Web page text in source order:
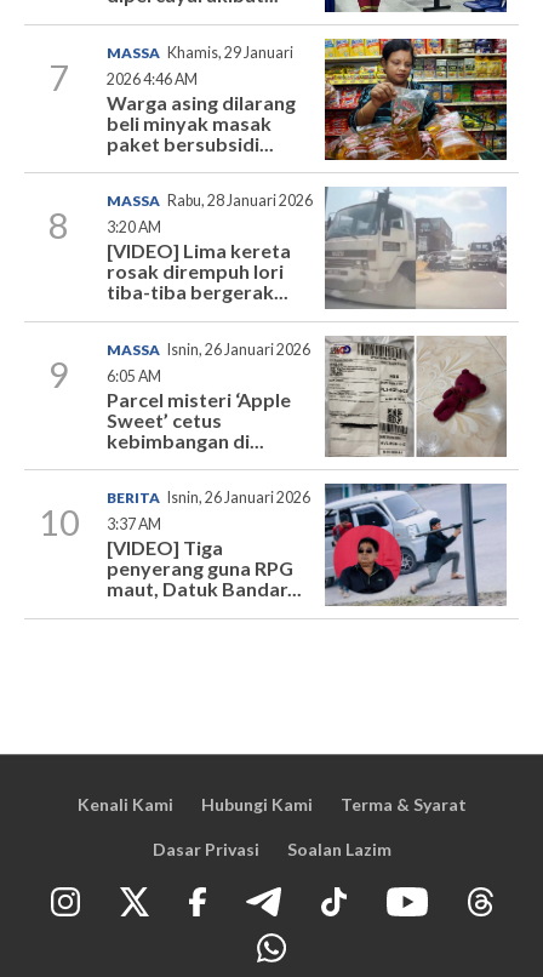
7
MASSA Khamis, 29 Januari
2026 4:46 AM
Warga asing dilarang
beli minyak masak
paket bersubsidi...
8
MASSA Rabu, 28 Januari 2026
3:20 AM
[VIDEO] Lima kereta
rosak dirempuh lori
tiba-tiba bergerak...
9
MASSA Isnin, 26 Januari 2026
6:05 AM
Parcel misteri ‘Apple
Sweet’ cetus
kebimbangan di...
10
BERITA
Isnin, 26 Januari 2026
3:37 AM
[VIDEO] Tiga
penyerang guna RPG
maut, Datuk Bandar...
Kenali Kami Hubungi Kami Terma & Syarat
Dasar Privasi Soalan Lazim